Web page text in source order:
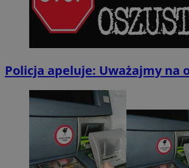
Policja apeluje: Uważajmy na